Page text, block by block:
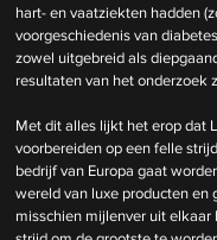
hart- en vaatziekten hadden
voorgeschiedenis van
zowel uitgebreid als
resultaten van het onderzoek
Met dit alles lijkt het erop dat
voorbereiden op een felle
bedrijf van Europa gaat
wereld van luxe producten en
misschien mijlenver uit elkaar